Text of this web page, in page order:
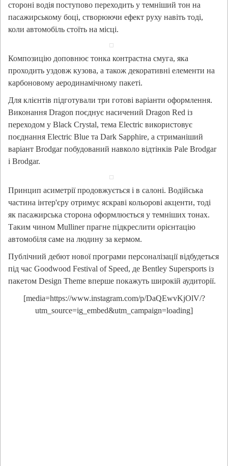
стороні водія поступово переходить у темніший тон на
пасажирському боці, створюючи ефект руху навіть тоді,
коли автомобіль стоїть на місці.
Композицію доповнює тонка контрастна смуга, яка
проходить уздовж кузова, а також декоративні елементи на
карбоновому аеродинамічному пакеті.
Для клієнтів підготували три готові варіанти оформлення.
Виконання Dragon поєднує насичений Dragon Red із
переходом у Black Crystal, тема Electric використовує
поєднання Electric Blue та Dark Sapphire, а стриманіший
варіант Brodgar побудований навколо відтінків Pale Brodgar
і Brodgar.
Принцип асиметрії продовжується і в салоні. Водійська
частина інтер'єру отримує яскраві кольорові акценти, тоді
як пасажирська сторона оформлюється у темніших тонах.
Таким чином Mulliner прагне підкреслити орієнтацію
автомобіля саме на людину за кермом.
Публічний дебют нової програми персоналізації відбудеться
під час Goodwood Festival of Speed, де Bentley Supersports із
пакетом Design Theme вперше покажуть широкій аудиторії.
[media=https://www.instagram.com/p/DaQEwvKjOlV/?
utm_source=ig_embed&utm_campaign=loading]